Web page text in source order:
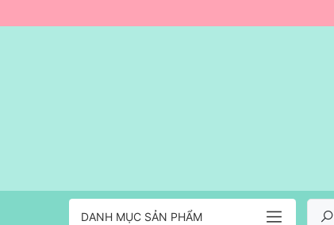
DANH MỤC SẢN PHẨM